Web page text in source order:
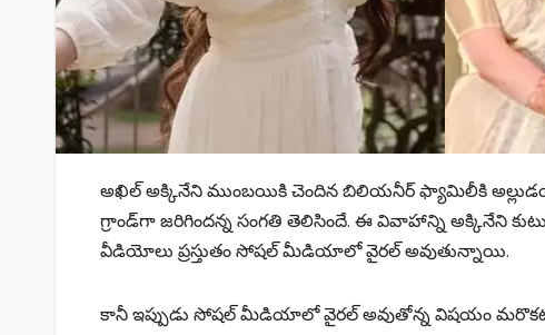
అఖిల్ అక్కినేని ముంబయికి చెందిన బిలియనీర్ ఫ్యామిలీకి
గ్రాండ్‌గా జరిగిందన్న సంగతి తెలిసిందే. ఈ వివాహాన్ని అక్కినేని
వీడియోలు ప్రస్తుతం సోషల్ మీడియాలో వైరల్ అవుతున్నాయి.
కానీ ఇప్పుడు సోషల్ మీడియాలో వైరల్ అవుతోన్న విషయం మరొకటి –